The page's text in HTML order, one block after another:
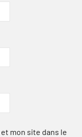
mon site dans le